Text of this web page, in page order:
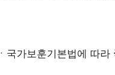
ㆍ국가보훈기본법에 따라